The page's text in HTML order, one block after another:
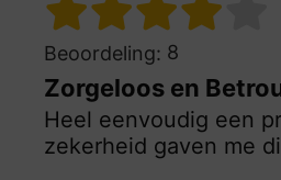
Beoordeling: 8
Zorgeloos en
Heel eenvoudig een
zekerheid gaven me